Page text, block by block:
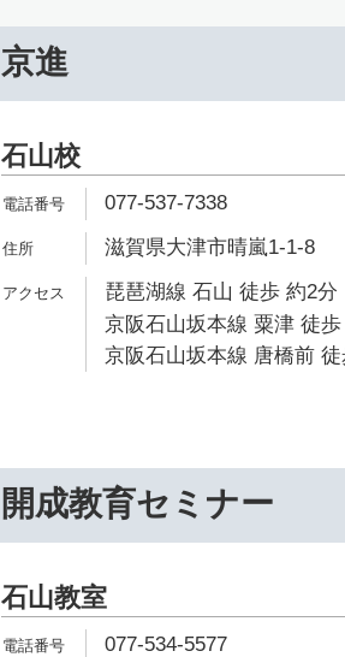
京進
石山校
077-537-7338
滋賀県大津市晴嵐1-1-8
琵琶湖線 石山 徒歩 約2分
京阪石山坂本線 粟津 徒歩
京阪石山坂本線 唐橋前
開成教育セミナー
石山教室
077-534-5577